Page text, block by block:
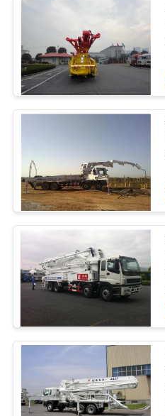
PERMINTAAN
PENAWARAN
SITEMAP
PRIVASI